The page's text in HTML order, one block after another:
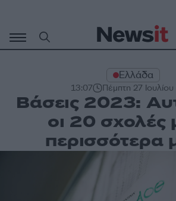
περιεχόμενο
Ελλάδα
13:07 Πέμπτη 27
Βάσεις 2023:
οι 20 σχολές
περισσότερα